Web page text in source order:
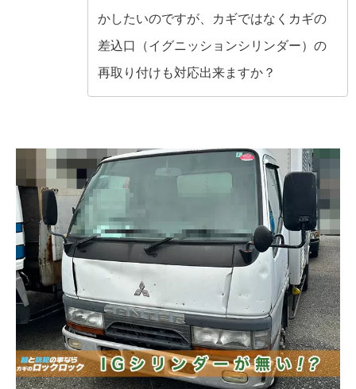
かしたいのですが、カギではなくカギの
差込口（イグニッションシリンダー）の
再取り付けも対応出来ますか？